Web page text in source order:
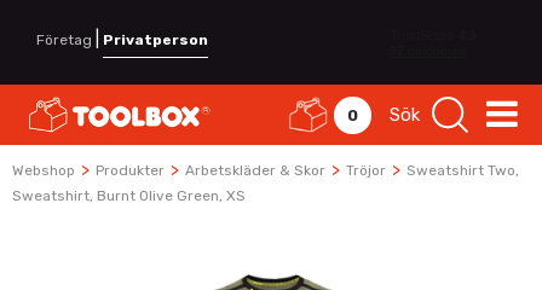
Företag Privatperson
0 Sök
Webshop > Produkter > Arbetskläder & Skor > Tröjor > Sweatshirt Two,
Sweatshirt, Burnt Olive Green, XS